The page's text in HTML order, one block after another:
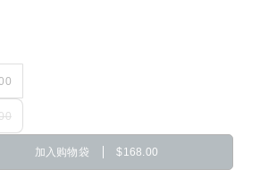
加入购物袋 $168.00